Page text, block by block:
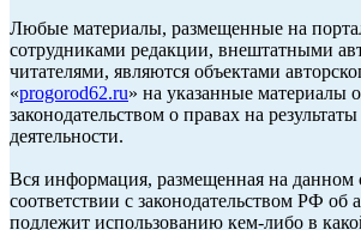
Любые материалы, размещенные на
сотрудниками редакции, внештатными
читателями, являются объектами
«progorod62.ru» на указанные материалы
законодательством о правах на
деятельности.
Вся информация, размещенная на данном
соответствии с законодательством РФ об
подлежит использованию кем-либо в